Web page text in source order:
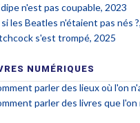
n'est pas coupable, 2023
les Beatles n'étaient pas nés
s'est trompé, 2025
NUMÉRIQUES
parler des lieux où l'on
parler des livres que l'on